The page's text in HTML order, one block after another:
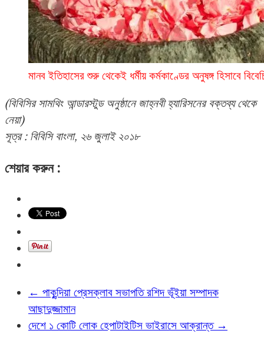
মানব ইতিহাসের শুরু থেকেই ধর্মীয় কর্মকাণ্ডের অনুষঙ্গ হিসাবে
(বিবিসির সামথিং আন্ডারস্টুড অনুষ্ঠানে জাহ্নবী হ্যারিসনের বক্তব্য থেকে
নেয়া)
সূত্র : বিবিসি বাংলা, ২৬ জুলাই ২০১৮
শেয়ার করুন :
← পাকুন্দিয়া প্রেসক্লাব সভাপতি রশিদ ভূঁইয়া সম্পাদক
আছাদুজ্জামান
দেশে ১ কোটি লোক হেপাটাইটিস ভাইরাসে আক্রান্ত →